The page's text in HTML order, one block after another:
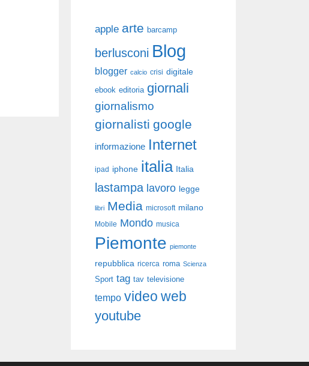
apple arte barcamp
berlusconi Blog
blogger calcio crisi digitale
ebook editoria giornali
giornalismo
giornalisti google
informazione Internet
ipad iphone italia Italia
lastampa lavoro legge
libri Media microsoft milano
Mobile Mondo musica
Piemonte piemonte
repubblica ricerca roma Scienza
Sport tag tav televisione
tempo video web
youtube